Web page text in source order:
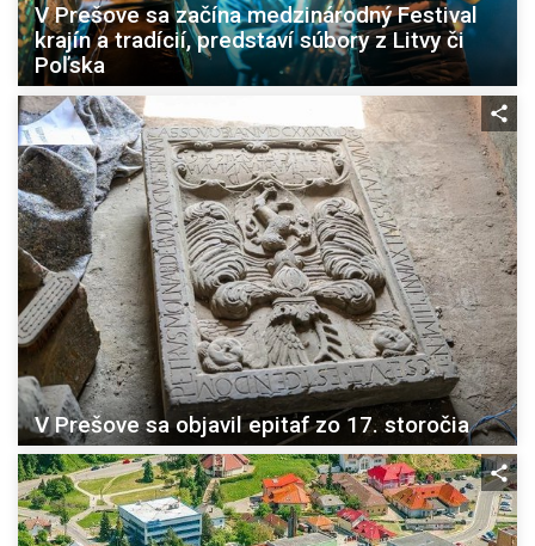
V Prešove sa začína medzinárodný Festival
krajín a tradícií, predstaví súbory z Litvy či
Poľska
V Prešove sa objavil epitaf zo 17. storočia